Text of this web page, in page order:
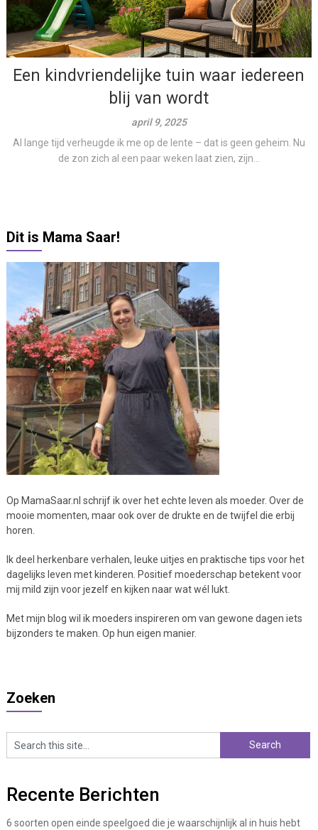
Een kindvriendelijke tuin waar iedereen
blij van wordt
april 9, 2025
Al lange tijd verheugde ik me op de lente – dat is geen geheim. Nu
de zon zich al een paar weken laat zien, zijn...
Dit is Mama Saar!
Op MamaSaar.nl schrijf ik over het echte leven als moeder. Over de
mooie momenten, maar ook over de drukte en de twijfel die erbij
horen.
Ik deel herkenbare verhalen, leuke uitjes en praktische tips voor het
dagelijks leven met kinderen. Positief moederschap betekent voor
mij mild zijn voor jezelf en kijken naar wat wél lukt.
Met mijn blog wil ik moeders inspireren om van gewone dagen iets
bijzonders te maken. Op hun eigen manier.
Zoeken
Recente Berichten
6 soorten open einde speelgoed die je waarschijnlijk al in huis hebt